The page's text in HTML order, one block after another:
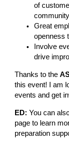
of
Great
openness
Involve
drive
Thanks to the
this event! I am
events and get
ED: You can
page to learn
preparation